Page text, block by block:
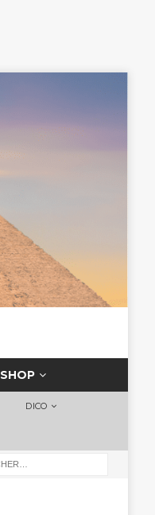
SHOP
DICO